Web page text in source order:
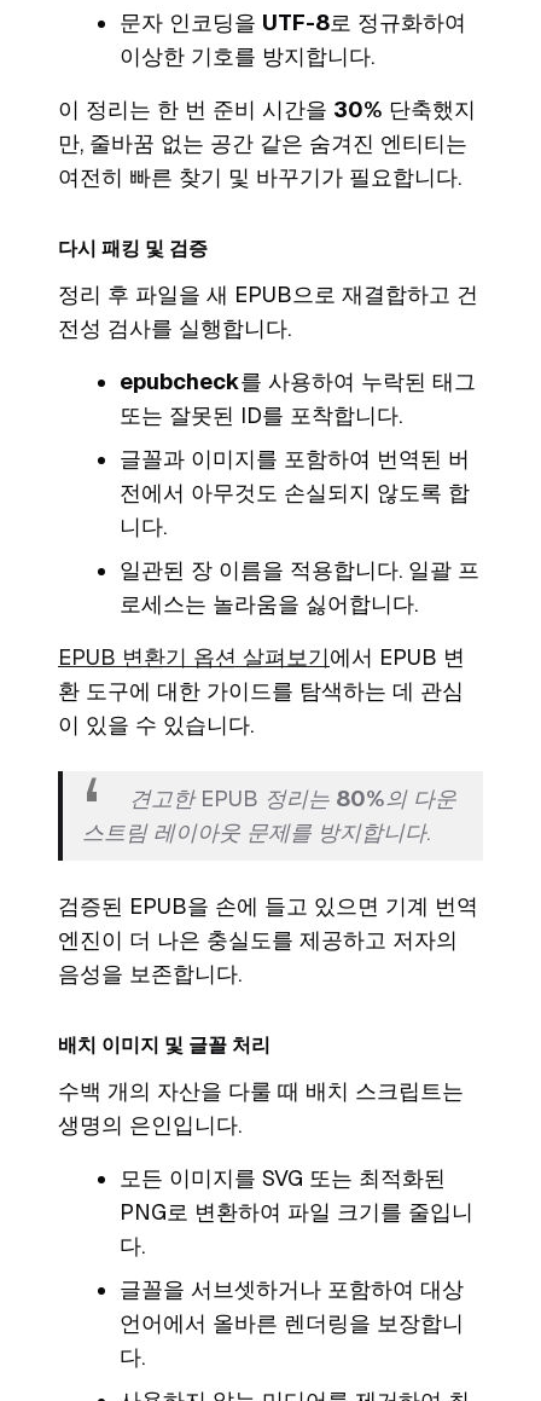
문자 인코딩을 UTF-8로 정규화하여
이상한 기호를 방지합니다.
이 정리는 한 번 준비 시간을 30% 단축했지
만, 줄바꿈 없는 공간 같은 숨겨진 엔티티는
여전히 빠른 찾기 및 바꾸기가 필요합니다.
다시 패킹 및 검증
정리 후 파일을 새 EPUB으로 재결합하고 건
전성 검사를 실행합니다.
epubcheck를 사용하여 누락된 태그
또는 잘못된 ID를 포착합니다.
글꼴과 이미지를 포함하여 번역된 버
전에서 아무것도 손실되지 않도록 합
니다.
일관된 장 이름을 적용합니다. 일괄 프
로세스는 놀라움을 싫어합니다.
EPUB 변환기 옵션 살펴보기에서 EPUB 변
환 도구에 대한 가이드를 탐색하는 데 관심
이 있을 수 있습니다.
견고한 EPUB 정리는 80%의 다운
스트림 레이아웃 문제를 방지합니다.
검증된 EPUB을 손에 들고 있으면 기계 번역
엔진이 더 나은 충실도를 제공하고 저자의
음성을 보존합니다.
배치 이미지 및 글꼴 처리
수백 개의 자산을 다룰 때 배치 스크립트는
생명의 은인입니다.
모든 이미지를 SVG 또는 최적화된
PNG로 변환하여 파일 크기를 줄입니
다.
글꼴을 서브셋하거나 포함하여 대상
언어에서 올바른 렌더링을 보장합니
다.